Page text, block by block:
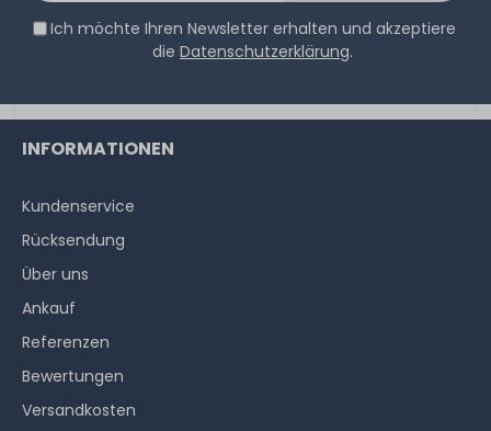
Ich möchte Ihren Newsletter erhalten und akzeptiere
die Datenschutzerklärung.
INFORMATIONEN
Kundenservice
Rücksendung
Über uns
Ankauf
Referenzen
Bewertungen
Versandkosten